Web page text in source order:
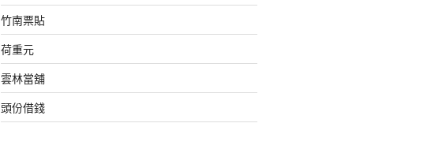
竹南票貼
荷重元
雲林當舖
頭份借錢